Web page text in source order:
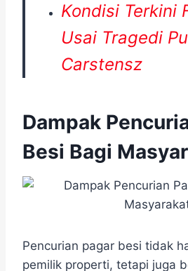
Kondisi Terkini
Usai Tragedi
Carstensz
Dampak
Besi Bagi
Pencurian pagar besi tidak
pemilik properti, tetapi juga